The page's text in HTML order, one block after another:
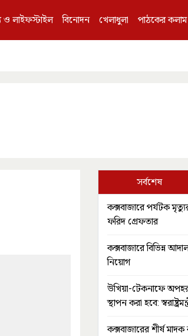
ও লাইফস্টাইল বিনোদন খেলাধুলা পাঠকের কলাম
সর্বশেষ
কক্সবাজারে পর্যটক
ফরিদ গ্রেফতার
কক্সবাজারে বিভিন্ন
নিয়োগ
উখিয়া-টেকনাফে
স্থাপন করা হবে:
কক্সবাজারের শীর্ষ